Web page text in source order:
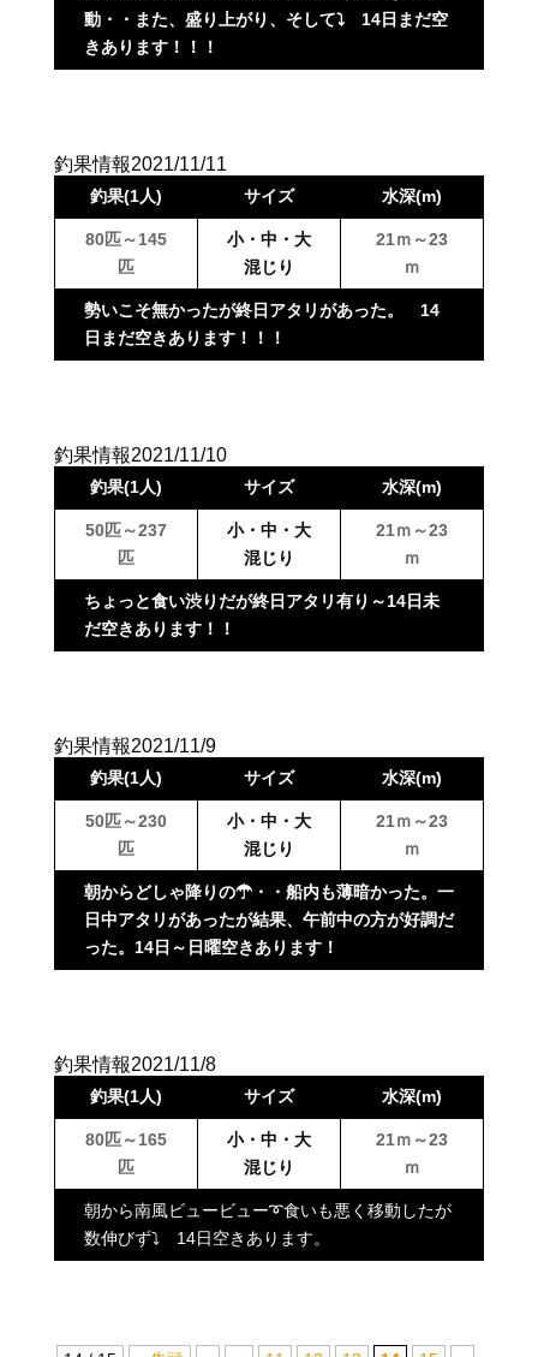
動・・また、盛り上がり、そして⤵ 14日まだ空
きあります！！！
釣果情報2021/11/11
釣果(1人) サイズ 水深(m)
80匹～145
匹
小・中・大
混じり
21ｍ～23
ｍ
勢いこそ無かったが終日アタリがあった。 14
日まだ空きあります！！！
釣果情報2021/11/10
釣果(1人) サイズ 水深(m)
50匹～237
匹
小・中・大
混じり
21ｍ～23
ｍ
ちょっと食い渋りだが終日アタリ有り～14日未
だ空きあります！！
釣果情報2021/11/9
釣果(1人) サイズ 水深(m)
50匹～230
匹
小・中・大
混じり
21ｍ～23
ｍ
朝からどしゃ降りの☂・・船内も薄暗かった。一
日中アタリがあったが結果、午前中の方が好調だ
った。14日～日曜空きあります！
釣果情報2021/11/8
釣果(1人) サイズ 水深(m)
80匹～165
匹
小・中・大
混じり
21ｍ～23
ｍ
朝から南風ビュービュー➰食いも悪く移動したが
数伸びず⤵ 14日空きあります。